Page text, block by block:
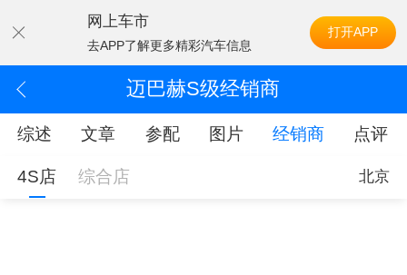
网上车市
去APP了解更多精彩汽车信息
打开APP
迈巴赫S级经销商
综述 文章 参配 图片 经销商 点评
4S店 综合店 北京